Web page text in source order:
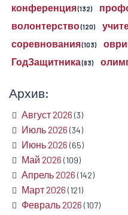
конференция(132)
волонтерство(120)
соревнования(103)
ГодЗащитника(83)
Архив:
Август 2026 (3)
Июль 2026 (34)
Июнь 2026 (65)
Май 2026 (109)
Апрель 2026 (142)
Март 2026 (121)
Февраль 2026 (107)